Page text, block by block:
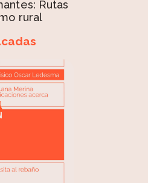
Rutas
rural